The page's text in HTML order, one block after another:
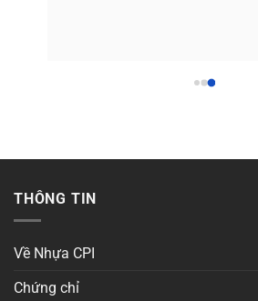
THÔNG TIN
Về Nhựa CPI
Chứng chỉ